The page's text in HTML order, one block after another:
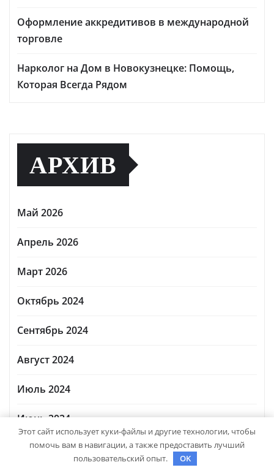
Оформление аккредитивов в международной
торговле
Нарколог на Дом в Новокузнецке: Помощь,
Которая Всегда Рядом
АРХИВ
Май 2026
Апрель 2026
Март 2026
Октябрь 2024
Сентябрь 2024
Август 2024
Июль 2024
Июнь 2024
Май 2024
Этот сайт использует куки-файлы и другие технологии, чтобы
помочь вам в навигации, а также предоставить лучший
пользовательский опыт.
OK